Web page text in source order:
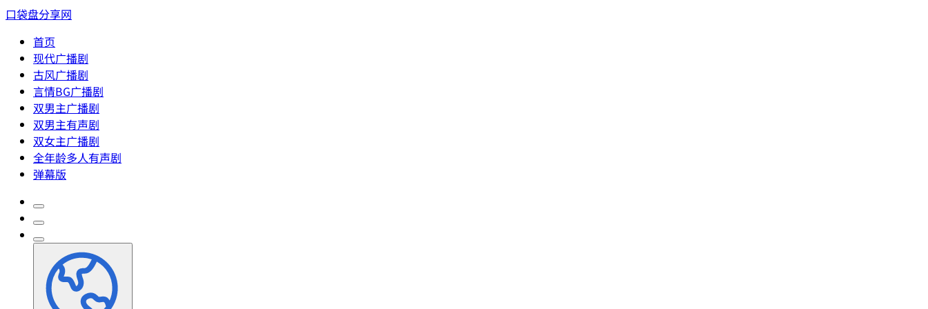
口袋盘分享网
首页
现代广播剧
古风广播剧
言情BG广播剧
双男主广播剧
双男主有声剧
双女主广播剧
全年龄多人有声剧
弹幕版